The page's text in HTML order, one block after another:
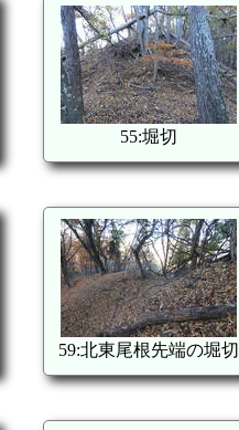
55:堀切
59:北東尾根先端の堀切